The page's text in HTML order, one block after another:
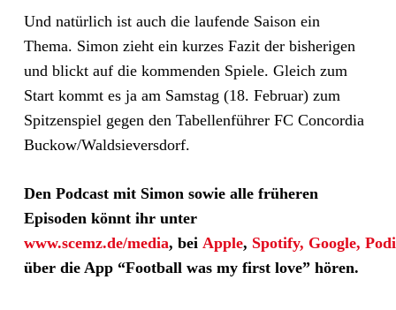
Und natürlich ist auch die laufende Saison ein
Thema. Simon zieht ein kurzes Fazit der bisherigen
und blickt auf die kommenden Spiele. Gleich zum
Start kommt es ja am Samstag (18. Februar) zum
Spitzenspiel gegen den Tabellenführer FC Concordia
Buckow/Waldsieversdorf.
Den Podcast mit Simon sowie alle früheren
Episoden könnt ihr unter
www.scemz.de/media, bei Apple, Spotify, Google,
über die App “Football was my first love” hören.